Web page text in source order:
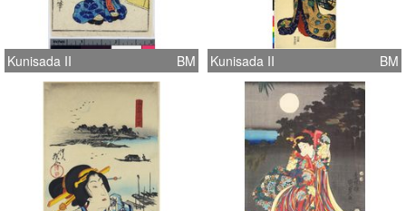
Kunisada II BM Kunisada II BM